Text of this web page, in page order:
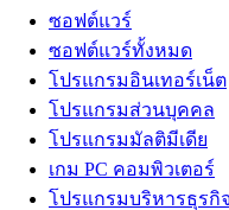
ซอฟต์แวร์
ซอฟต์แวร์ทั้งหมด
โปรแกรมอินเทอร์เน็ต
โปรแกรมส่วนบุคคล
โปรแกรมมัลติมีเดีย
เกม PC คอมพิวเตอร์
โปรแกรมบริหารธุรกิจ